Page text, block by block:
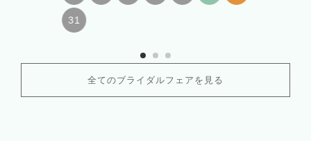
31
全てのブライダルフェアを見る